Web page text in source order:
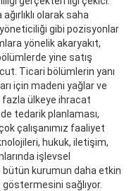
olarak saha
gibi pozisyonlar
yönelik akaryakıt,
yine satış
Ticari bölümlerin yanı
için madeni yağlar ve
fazla ülkeye ihracat
tedarik planlaması,
çalışanımız faaliyet
hukuk, iletişim,
işlevsel
kurumun daha etkin
sağlıyor.